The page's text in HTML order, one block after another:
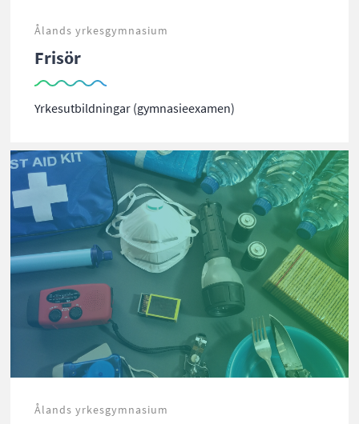
Ålands yrkesgymnasium
Frisör
Yrkesutbildningar (gymnasieexamen)
Ålands yrkesgymnasium